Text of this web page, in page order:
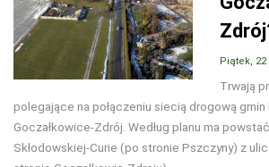
Piątek, 22
Trwają
polegające na połączeniu siecią drogową gmin
Goczałkowice-Zdrój. Według planu ma
Skłodowskiej-Curie (po stronie Pszczyny) z